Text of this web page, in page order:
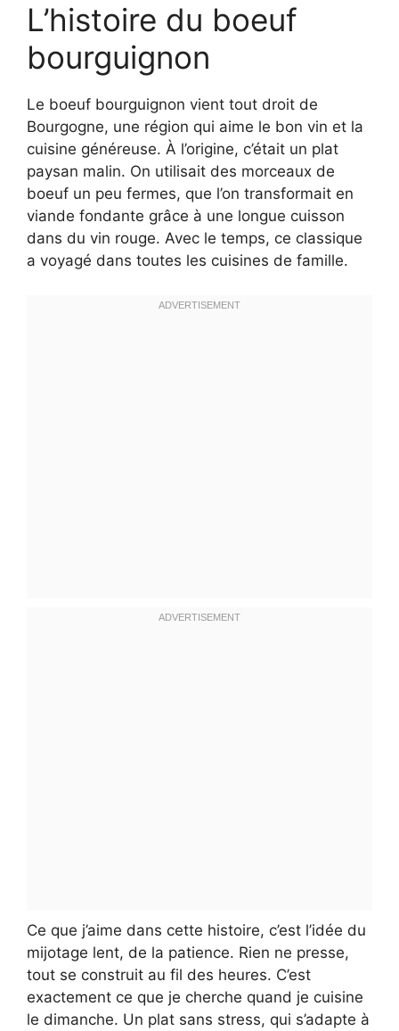
L’histoire du boeuf
bourguignon
Le boeuf bourguignon vient tout droit de
Bourgogne, une région qui aime le bon vin et la
cuisine généreuse. À l’origine, c’était un plat
paysan malin. On utilisait des morceaux de
boeuf un peu fermes, que l’on transformait en
viande fondante grâce à une longue cuisson
dans du vin rouge. Avec le temps, ce classique
a voyagé dans toutes les cuisines de famille.
Ce que j’aime dans cette histoire, c’est l’idée du
mijotage lent, de la patience. Rien ne presse,
tout se construit au fil des heures. C’est
exactement ce que je cherche quand je cuisine
le dimanche. Un plat sans stress, qui s’adapte à